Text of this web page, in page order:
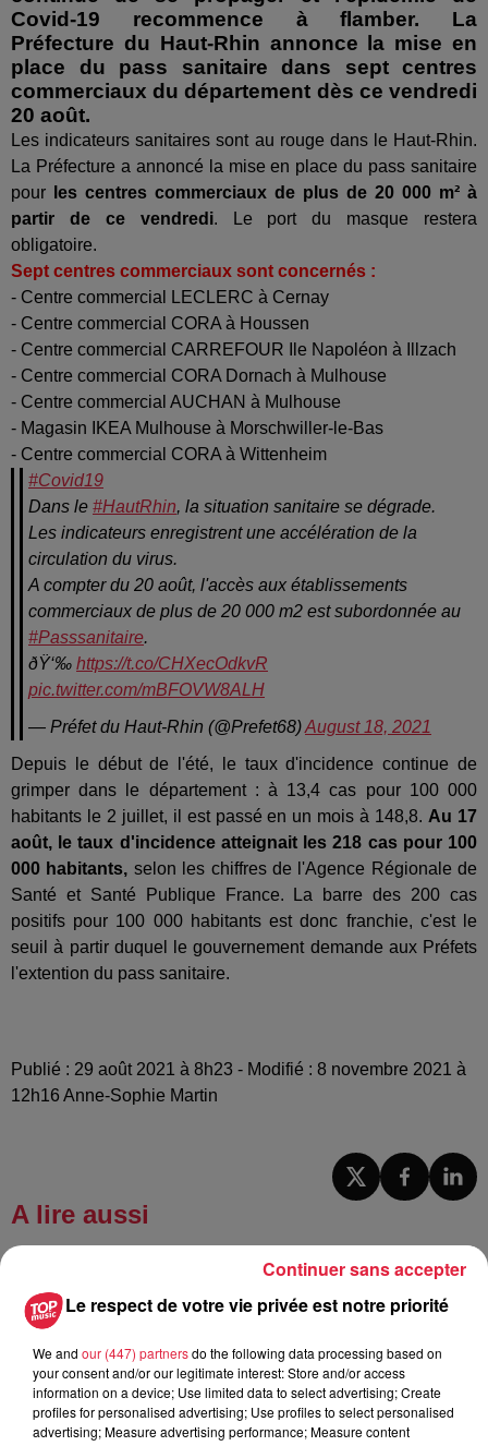
Covid-19 recommence à flamber. La
Préfecture du Haut-Rhin annonce la mise en
place du pass sanitaire dans sept centres
commerciaux du département dès ce vendredi
20 août.
Les indicateurs sanitaires sont au rouge dans le Haut-Rhin.
La Préfecture a annoncé la mise en place du pass sanitaire
pour les centres commerciaux de plus de 20 000 m² à
partir de ce vendredi. Le port du masque restera
obligatoire.
Sept centres commerciaux sont concernés :
- Centre commercial LECLERC à Cernay
- Centre commercial CORA à Houssen
- Centre commercial CARREFOUR Ile Napoléon à Illzach
- Centre commercial CORA Dornach à Mulhouse
- Centre commercial AUCHAN à Mulhouse
- Magasin IKEA Mulhouse à Morschwiller-le-Bas
- Centre commercial CORA à Wittenheim
#Covid19
Dans le #HautRhin, la situation sanitaire se dégrade.
Les indicateurs enregistrent une accélération de la
circulation du virus.
A compter du 20 août, l'accès aux établissements
commerciaux de plus de 20 000 m2 est subordonnée au
#Passsanitaire.
ðŸ‘‰ https://t.co/CHXecOdkvR
pic.twitter.com/mBFOVW8ALH
— Préfet du Haut-Rhin (@Prefet68)August 18, 2021
Depuis le début de l'été, le taux d'incidence continue de
grimper dans le département : à 13,4 cas pour 100 000
habitants le 2 juillet, il est passé en un mois à 148,8. Au 17
août, le taux d'incidence atteignait les 218 cas pour 100
000 habitants, selon les chiffres de l'Agence Régionale de
Santé et Santé Publique France. La barre des 200 cas
positifs pour 100 000 habitants est donc franchie, c'est le
seuil à partir duquel le gouvernement demande aux Préfets
l'extention du pass sanitaire.
Publié : 29 août 2021 à 8h23 - Modifié : 8 novembre 2021 à
12h16 Anne-Sophie Martin
A lire aussi
À Hoerdt, de l’eau brune sort des
robinets
6 août 2026
Tags antisémites à Strasbourg :
Le respect de votre vie privée est notre priorité
We and our (447) partnersdo the following data processing based on
your consent and/or our legitimate interest: Store and/or access
information on a device; Use limited data to select advertising; Create
profiles for personalised advertising; Use profiles to select personalised
advertising; Measure advertising performance; Measure content
Continuer sans accepter